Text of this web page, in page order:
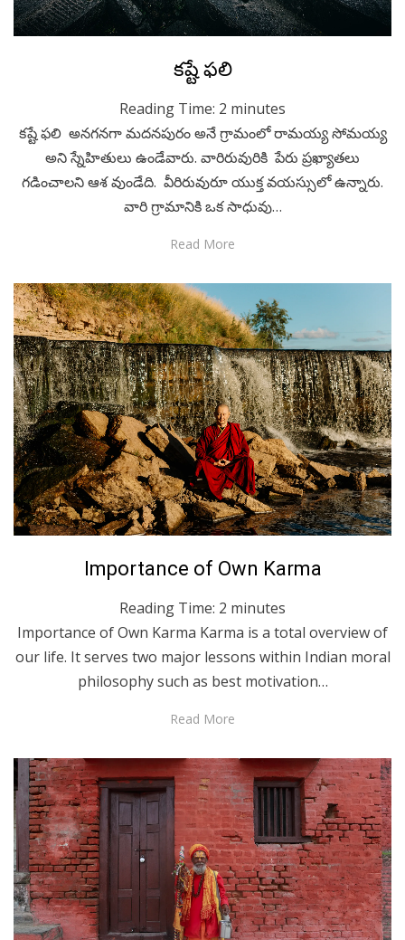
Posted
on
August 28, 2022
Kids Stories
కష్టే ఫలి
Reading Time: 2 minutes
కష్టే ఫలి అనగనగా మదనపురం అనే గ్రామంలో రామయ్య సోమయ్య
అని స్నేహితులు ఉండేవారు. వారిరువురికి పేరు ప్రఖ్యాతలు
గడించాలని ఆశ వుండేది. వీరిరువురూ యుక్త వయస్సులో ఉన్నారు.
వారి గ్రామానికి ఒక సాధువు…
Read More
Posted
on
July 5, 2022
English
Importance of Own Karma
Reading Time: 2 minutes
Importance of Own Karma Karma is a total overview of
our life. It serves two major lessons within Indian moral
philosophy such as best motivation…
Read More